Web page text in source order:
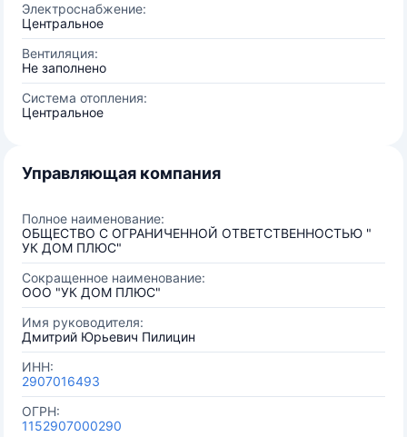
Электроснабжение:
Центральное
Вентиляция:
Не заполнено
Система отопления:
Центральное
Управляющая компания
Полное наименование:
ОБЩЕСТВО С ОГРАНИЧЕННОЙ ОТВЕТСТВЕННОСТЬЮ "
УК ДОМ ПЛЮС"
Сокращенное наименование:
ООО "УК ДОМ ПЛЮС"
Имя руководителя:
Дмитрий Юрьевич Пилицин
ИНН:
2907016493
ОГРН:
1152907000290